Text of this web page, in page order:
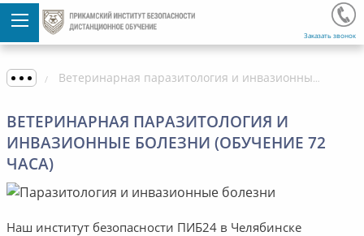
Заказать звонок
Ветеринарная паразитология и инвазионные болезни (обучение 72 часа)
ВЕТЕРИНАРНАЯ ПАРАЗИТОЛОГИЯ И
ИНВАЗИОННЫЕ БОЛЕЗНИ (ОБУЧЕНИЕ 72
ЧАСА)
Наш институт безопасности ПИБ24 в Челябинске